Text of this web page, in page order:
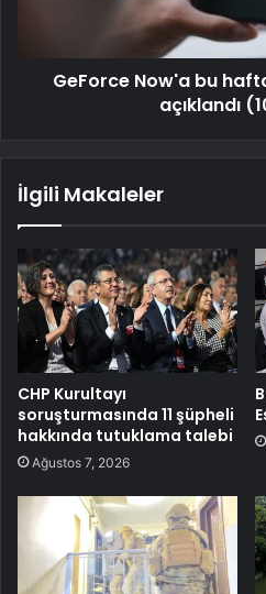
GeForce Now'a bu
açıklandı
İlgili Makaleler
CHP Kurultayı
soruşturmasında 11 şüpheli
hakkında tutuklama talebi
Ağustos 7, 2026